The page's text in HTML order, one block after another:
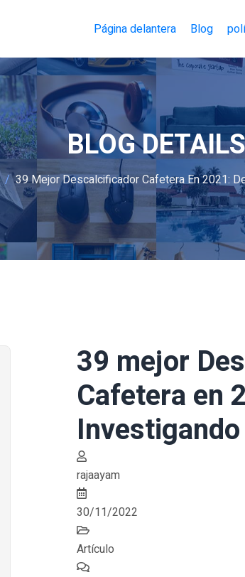
Página delantera Blog
BLOG DETAILS
39 Mejor Descalcificador Cafetera En 2021:
39 mejor
Cafetera en
rajaayam
30/11/2022
Artículo